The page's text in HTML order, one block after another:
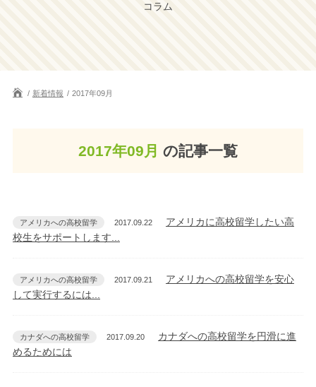
コラム
新着情報 2017年09月
2017年09月 の記事一覧
アメリカへの高校留学 2017.09.22
アメリカに高校留学したい高
校生をサポートします...
アメリカへの高校留学 2017.09.21
アメリカへの高校留学を安心
して実行するには...
カナダへの高校留学 2017.09.20
カナダへの高校留学を円滑に進
めるためには